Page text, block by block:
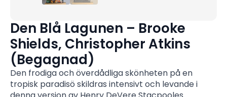
Den Blå Lagunen – Brooke
Shields, Christopher Atkins
(Begagnad)
Den frodiga och överdådliga skönheten på en
tropisk paradisö skildras intensivt och levande i